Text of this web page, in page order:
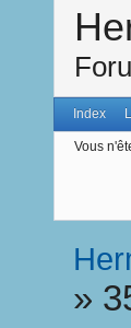
Index
Vous
»